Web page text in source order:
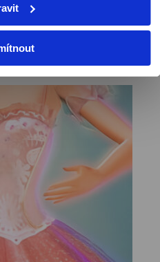
/ Komedie / Dobrodružné